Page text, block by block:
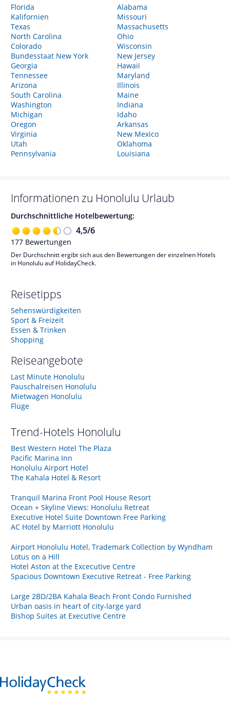
Florida
Kalifornien
Texas
North Carolina
Colorado
Bundesstaat New York
Georgia
Tennessee
Arizona
South Carolina
Washington
Michigan
Oregon
Virginia
Utah
Pennsylvania
Alabama
Missouri
Massachusetts
Ohio
Wisconsin
New Jersey
Hawaii
Maryland
Illinois
Maine
Indiana
Idaho
Arkansas
New Mexico
Oklahoma
Louisiana
Informationen zu Honolulu Urlaub
Durchschnittliche Hotelbewertung:
4,5/6
177 Bewertungen
Der Durchschnitt ergibt sich aus den Bewertungen der einzelnen Hotels
in Honolulu auf HolidayCheck.
Reisetipps
Sehenswürdigkeiten
Sport & Freizeit
Essen & Trinken
Shopping
Reiseangebote
Last Minute Honolulu
Pauschalreisen Honolulu
Mietwagen Honolulu
Flüge
Trend-Hotels Honolulu
Best Western Hotel The Plaza
Pacific Marina Inn
Honolulu Airport Hotel
The Kahala Hotel & Resort
Tranquil Marina Front Pool House Resort
Ocean + Skyline Views: Honolulu Retreat
Executive Hotel Suite Downtown Free Parking
AC Hotel by Marriott Honolulu
Airport Honolulu Hotel, Trademark Collection by Wyndham
Lotus on a Hill
Hotel Aston at the Excecutive Centre
Spacious Downtown Executive Retreat - Free Parking
Large 2BD/2BA Kahala Beach Front Condo Furnished
Urban oasis in heart of city-large yard
Bishop Suites at Executive Centre